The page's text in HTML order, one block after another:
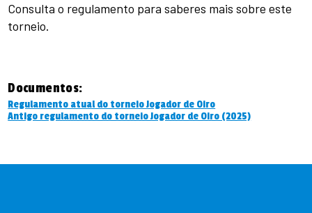
Consulta o regulamento para saberes mais sobre este
torneio.
Documentos:
Regulamento atual do torneio Jogador de Oiro
Antigo regulamento do torneio Jogador de Oiro (2025)